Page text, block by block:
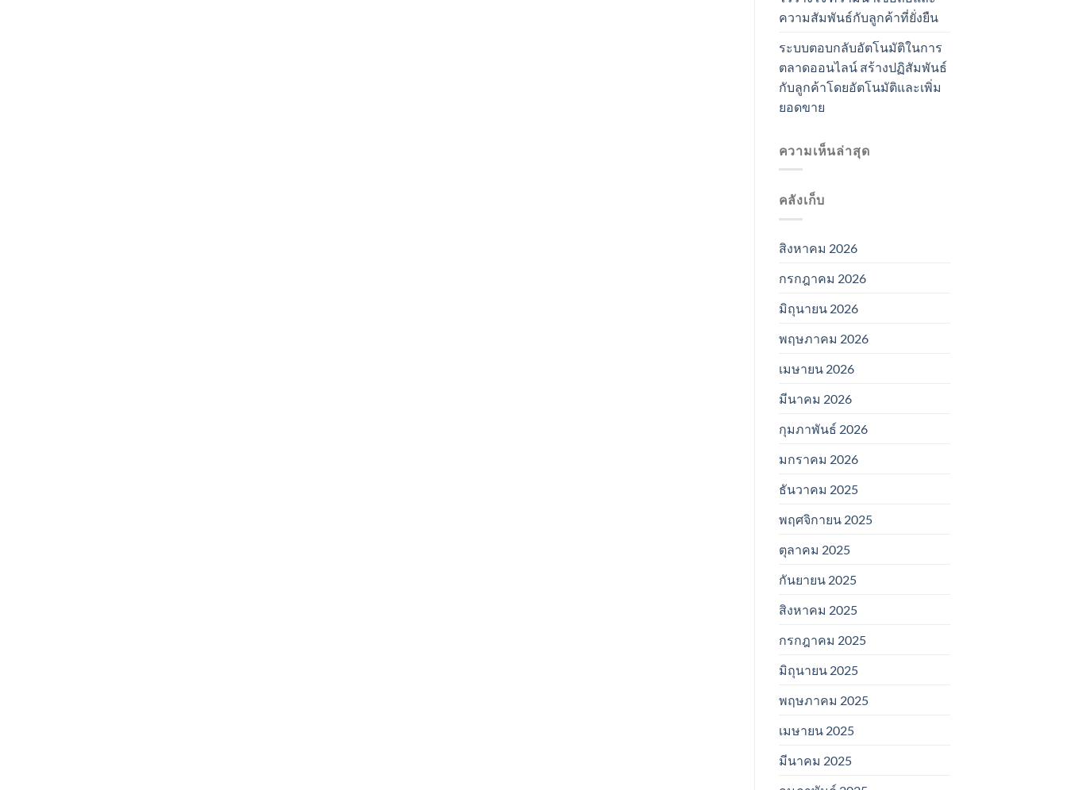
ความสัมพันธ์กับลูกค้าที่ยั่งยืน
ระบบตอบกลับอัตโนมัติในการ
ตลาดออนไลน์ สร้างปฏิสัมพันธ์
กับลูกค้าโดยอัตโนมัติและเพิ่ม
ยอดขาย
ความเห็นล่าสุด
คลังเก็บ
สิงหาคม 2026
กรกฎาคม 2026
มิถุนายน 2026
พฤษภาคม 2026
เมษายน 2026
มีนาคม 2026
กุมภาพันธ์ 2026
มกราคม 2026
ธันวาคม 2025
พฤศจิกายน 2025
ตุลาคม 2025
กันยายน 2025
สิงหาคม 2025
กรกฎาคม 2025
มิถุนายน 2025
พฤษภาคม 2025
เมษายน 2025
มีนาคม 2025